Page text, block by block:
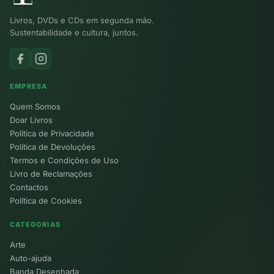
Livros, DVDs e CDs em segunda mão.
Sustentabilidade e cultura, juntos.
EMPRESA
Quem Somos
Doar Livros
Política de Privacidade
Política de Devoluções
Termos e Condições de Uso
Livro de Reclamações
Contactos
Política de Cookies
CATEGORIAS
Arte
Auto-ajuda
Banda Desenhada